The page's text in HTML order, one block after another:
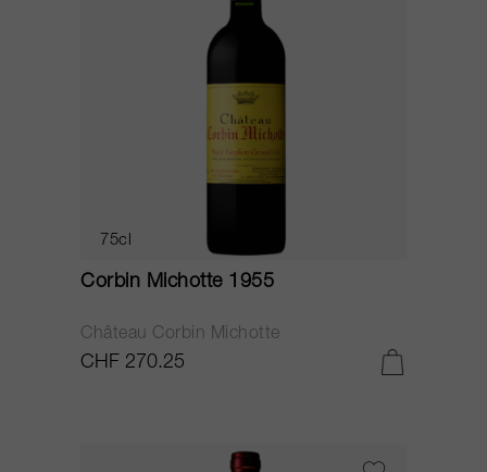
75cl
Corbin Michotte 1955
Château Corbin Michotte
CHF 270.25